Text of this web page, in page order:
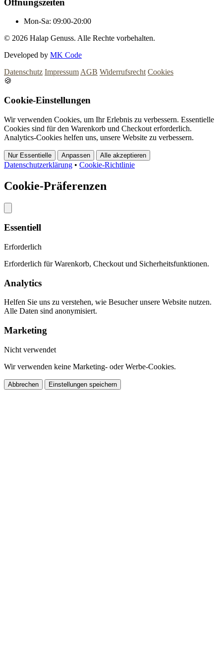
Mon-Sa: 09:00-20:00
© 2026 Halap Genuss. Alle Rechte vorbehalten.
Developed by MK Code
Datenschutz Impressum AGB Widerrufsrecht Cookies
🍪
Cookie-Einstellungen
Wir verwenden Cookies, um Ihr Erlebnis zu verbessern. Essentielle
Cookies sind für den Warenkorb und Checkout erforderlich.
Analytics-Cookies helfen uns, unsere Website zu verbessern.
Nur Essentielle Anpassen Alle akzeptieren
Datenschutzerklärung • Cookie-Richtlinie
Cookie-Präferenzen
Essentiell
Erforderlich
Erforderlich für Warenkorb, Checkout und Sicherheitsfunktionen.
Analytics
Helfen Sie uns zu verstehen, wie Besucher unsere Website nutzen.
Alle Daten sind anonymisiert.
Marketing
Nicht verwendet
Wir verwenden keine Marketing- oder Werbe-Cookies.
Abbrechen Einstellungen speichern